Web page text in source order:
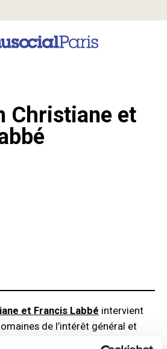
Christiane et
et Francis Labbé intervient
de l’intérêt général et
à donner aux jeunes les